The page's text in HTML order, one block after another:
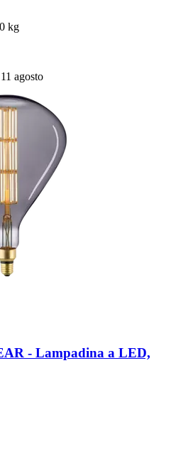
kg
agosto
-​ Lampadina a LED,